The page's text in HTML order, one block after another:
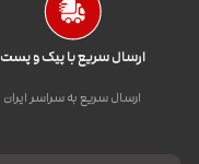
ارسال سریع با پیک و پست
ارسال سریع به سراسر ایران